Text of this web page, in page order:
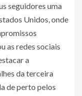
seguidores uma
Unidos, onde
as redes sociais
a
da terceira
de perto pelos